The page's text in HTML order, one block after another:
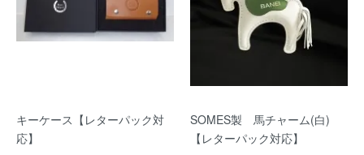
キーケース【レターパック対
応】
SOMES製 馬チャーム(白)
【レターパック対応】